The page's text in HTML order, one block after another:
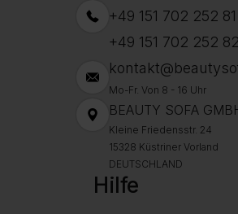
+49 151 702 252 81
+49 151 702 252 82
Mo-Fr. Von 8 - 16 Uhr
BEAUTY SOFA
Kleine Friedensstr. 24
15328 Küstriner Vorland
DEUTSCHLAND
Hilfe